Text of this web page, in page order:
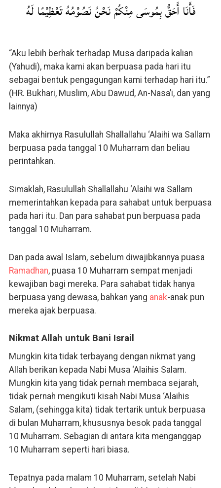
فَأَنَا أَحَقُّ بِمُوسَى مِنْكُمْ نَحْنُ نَصُوْمُهُ تَعْظِيْمًا لَهُ
“Aku lebih berhak terhadap Musa daripada kalian
(Yahudi), maka kami akan berpuasa pada hari itu
sebagai bentuk pengagungan kami terhadap hari itu.”
(HR. Bukhari, Muslim, Abu Dawud, An-Nasa’i, dan yang
lainnya)
Maka akhirnya Rasulullah Shallallahu ‘Alaihi wa Sallam
berpuasa pada tanggal 10 Muharram dan beliau
perintahkan.
Simaklah, Rasulullah Shallallahu ‘Alaihi wa Sallam
memerintahkan kepada para sahabat untuk berpuasa
pada hari itu. Dan para sahabat pun berpuasa pada
tanggal 10 Muharram.
Dan pada awal Islam, sebelum diwajibkannya puasa
Ramadhan, puasa 10 Muharram sempat menjadi
kewajiban bagi mereka. Para sahabat tidak hanya
berpuasa yang dewasa, bahkan yang anak-anak pun
mereka ajak berpuasa.
Nikmat Allah untuk Bani Israil
Mungkin kita tidak terbayang dengan nikmat yang
Allah berikan kepada Nabi Musa ‘Alaihis Salam.
Mungkin kita yang tidak pernah membaca sejarah,
tidak pernah mengikuti kisah Nabi Musa ‘Alaihis
Salam, (sehingga kita) tidak tertarik untuk berpuasa
di bulan Muharram, khususnya besok pada tanggal
10 Muharram. Sebagian di antara kita menganggap
10 Muharram seperti hari biasa.
Tepatnya pada malam 10 Muharram, setelah Nabi